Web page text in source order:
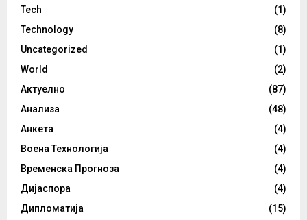
Tech
(1)
Technology
(8)
Uncategorized
(1)
World
(2)
Актуелно
(87)
Анализа
(48)
Анкета
(4)
Воена Технологија
(4)
Временска Прогноза
(4)
Дијаспора
(4)
Дипломатија
(15)